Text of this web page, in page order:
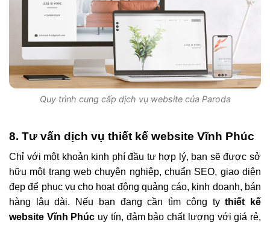
Quy trình cung cấp dịch vụ website của Paroda
8. Tư vấn dịch vụ thiết kế website Vĩnh Phúc
Chỉ với một khoản kinh phí đầu tư hợp lý, bạn sẽ được sở
hữu một trang web chuyên nghiệp, chuẩn SEO, giao diện
đẹp để phục vụ cho hoạt động quảng cáo, kinh doanh, bán
hàng lâu dài. Nếu bạn đang cần tìm công tythiết kế
website Vĩnh Phúc uy tín, đảm bảo chất lượng với giá rẻ,